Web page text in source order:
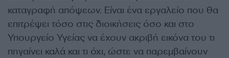
καταγραφή απόψεων. Είναι ένα εργαλείο που θα
επιτρέψει τόσο στις διοικήσεις όσο και στο
Υπουργείο Υγείας να έχουν ακριβή εικόνα του τι
πηγαίνει καλά και τι όχι, ώστε να παρεμβαίνουν